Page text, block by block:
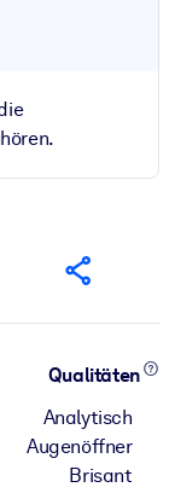
Qualitäten
Analytisch
Augenöffner
Brisant